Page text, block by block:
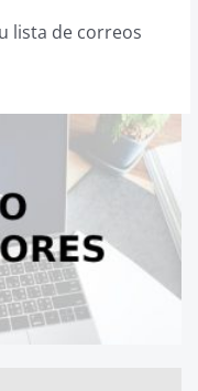
lista de correos